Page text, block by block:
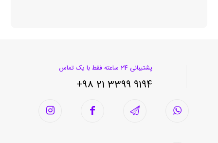
پشتیبانی 24 ساعته فقط با یک تماس
9194 3399 21 98+